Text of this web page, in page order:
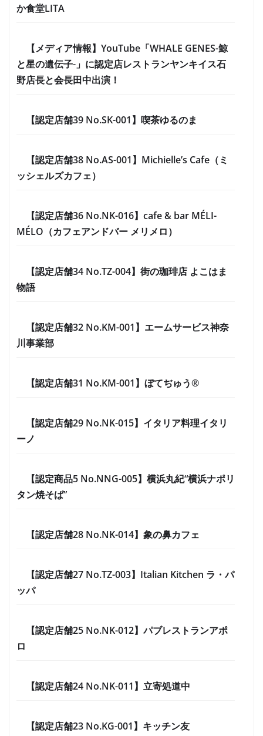
か食堂LITA
【メディア情報】YouTube「WHALE GENES-鯨
と星の遺伝子-」に認定店レストランヤンキイス石
野店長と会長田中出演！
【認定店舗39 No.SK-001】喫茶ゆるのま
【認定店舗38 No.AS-001】Michielle’s Cafe（ミ
ッシェルズカフェ）
【認定店舗36 No.NK-016】cafe & bar MÉLI-
MÉLO（カフェアンドバー メリメロ）
【認定店舗34 No.TZ-004】街の珈琲店 よこはま
物語
【認定店舗32 No.KM-001】エームサービス神奈
川事業部
【認定店舗31 No.KM-001】ぼてぢゅう®
【認定店舗29 No.NK-015】イタリア料理イタリ
ーノ
【認定商品5 No.NNG-005】横浜丸紀“横浜ナポリ
タン焼そば”
【認定店舗28 No.NK-014】象の鼻カフェ
【認定店舗27 No.TZ-003】Italian Kitchen ラ・パ
ッパ
【認定店舗25 No.NK-012】パブレストランアポ
ロ
【認定店舗24 No.NK-011】立寄処道中
【認定店舗23 No.KG-001】キッチン友